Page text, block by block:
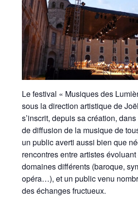
Le festival « Musiques des
sous la direction artistique de
s’inscrit, depuis sa création,
de diffusion de la musique de
un public averti aussi bien que
rencontres entre artistes
domaines différents (baroque,
opéra…), et un public venu
des échanges fructueux.